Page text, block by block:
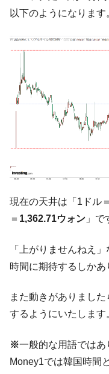
動」
『Money1』
韓国製
種は全般的「不調」⇒
『Money1』
【米韓
ン』1人当たり賠償10
韓国で
韓国型
「KDDX」1番艦、2032
に韓国がいっちょがみ
『Money1』
韓国政
1.9倍！
『Money1』
在韓米
ドを掲げる「在韓反米
『Money1』
韓国政
『Money1』
JPモル
ほぼ終わった」
以下のようになります
現在の天井は「1ドル＝
＝ 1,362.71ウォン 」で
「上がりませんねえ
時間に期待するしかあ
また動きがありまし
するようにいたします
※一般的な用語では
Money1では韓国時間